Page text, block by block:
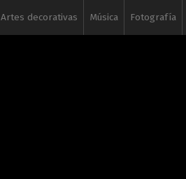
Artes decorativas Música Fotografía